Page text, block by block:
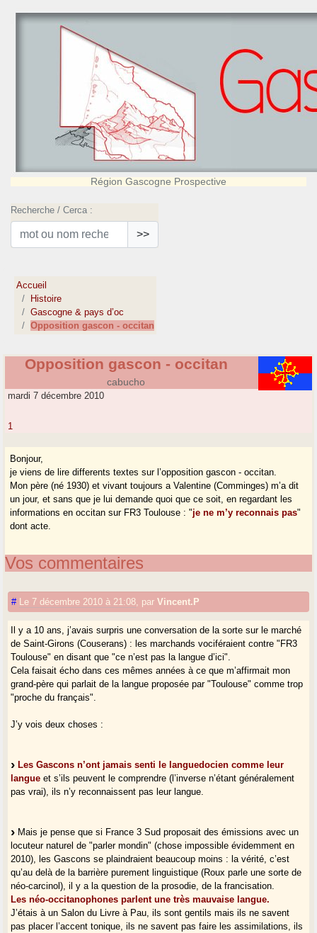
Région Gascogne Prospective
Recherche / Cerca :
>>
Accueil
Histoire
Gascogne & pays d’oc
Opposition gascon - occitan
Opposition gascon - occitan
cabucho
mardi 7 décembre 2010
1
Bonjour,
je viens de lire differents textes sur l’opposition gascon - occitan.
Mon père (né 1930) et vivant toujours a Valentine (Comminges) m’a dit
un jour, et sans que je lui demande quoi que ce soit, en regardant les
informations en occitan sur FR3 Toulouse : "je ne m’y reconnais pas"
dont acte.
Vos commentaires
# Le 7 décembre 2010 à 21:08 parVincent.P
Il y a 10 ans, j’avais surpris une conversation de la sorte sur le marché
de Saint-Girons (Couserans) : les marchands vociféraient contre "FR3
Toulouse" en disant que "ce n’est pas la langue d’ici".
Cela faisait écho dans ces mêmes années à ce que m’affirmait mon
grand-père qui parlait de la langue proposée par "Toulouse" comme trop
"proche du français".
J’y vois deux choses :
Les Gascons n’ont jamais senti le languedocien comme leur
langue et s’ils peuvent le comprendre (l’inverse n’étant généralement
pas vrai), ils n’y reconnaissent pas leur langue.
Mais je pense que si France 3 Sud proposait des émissions avec un
locuteur naturel de "parler mondin" (chose impossible évidemment en
2010), les Gascons se plaindraient beaucoup moins : la vérité, c’est
qu’au delà de la barrière purement linguistique (Roux parle une sorte de
néo-carcinol), il y a la question de la prosodie, de la francisation.
Les néo-occitanophones parlent une très mauvaise langue.
J’étais à un Salon du Livre à Pau, ils sont gentils mais ils ne savent
pas placer l’accent tonique, ils ne savent pas faire les assimilations, ils